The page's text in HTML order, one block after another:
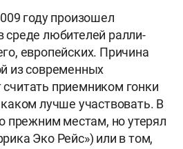
году произошел
среде любителей ралли-
европейских. Причина
из современных
приемником гонки
лучше участвовать. В
прежним местам, но утерял
Эко Рейс») или в том,